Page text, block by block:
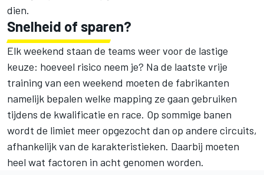
dien.
Snelheid of sparen?
Elk weekend staan de teams weer voor de lastige
keuze: hoeveel risico neem je? Na de laatste vrije
training van een weekend moeten de fabrikanten
namelijk bepalen welke mapping ze gaan gebruiken
tijdens de kwalificatie en race. Op sommige banen
wordt de limiet meer opgezocht dan op andere circuits,
afhankelijk van de karakteristieken. Daarbij moeten
heel wat factoren in acht genomen worden.